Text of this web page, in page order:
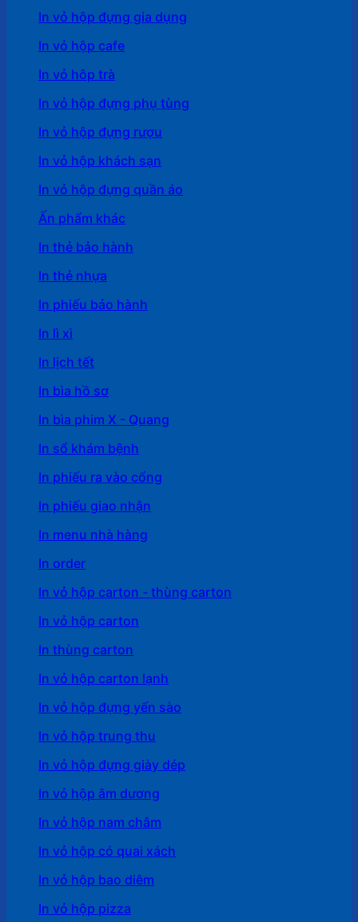
In vỏ hộp đựng gia dụng
In vỏ hộp cafe
In vỏ hôp trà
In vỏ hộp đựng phụ tùng
In vỏ hộp đựng rượu
In vỏ hộp khách sạn
In vỏ hộp đựng quần áo
Ấn phẩm khác
In thẻ bảo hành
In thẻ nhựa
In phiếu bảo hành
In lì xì
In lịch tết
In bìa hồ sơ
In bìa phim X - Quang
In sổ khám bệnh
In phiếu ra vào cổng
In phiếu giao nhận
In menu nhà hàng
In order
In vỏ hộp carton - thùng carton
In vỏ hộp carton
In thùng carton
In vỏ hộp carton lạnh
In vỏ hộp đựng yến sào
In vỏ hộp trung thu
In vỏ hộp đựng giày dép
In vỏ hộp âm dương
In vỏ hộp nam châm
In vỏ hộp có quai xách
In vỏ hộp bao diêm
In vỏ hộp pizza